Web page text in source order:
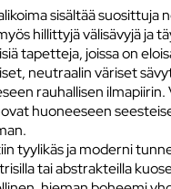
sisältää suosittuja
hillittyjä välisävyjä ja
tapetteja, joissa on
neutraalin väriset
rauhallisen ilmapiirin.
huoneeseen
tyylikäs ja moderni
tai abstrakteilla